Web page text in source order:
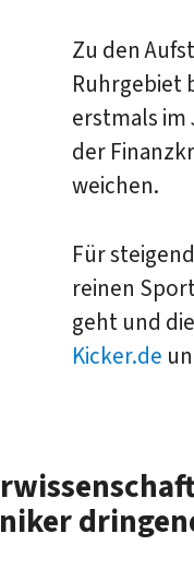
Zu den
Ruhrgebiet
erstmals im
der
weichen.
Für
reinen
geht und
Kicker.de